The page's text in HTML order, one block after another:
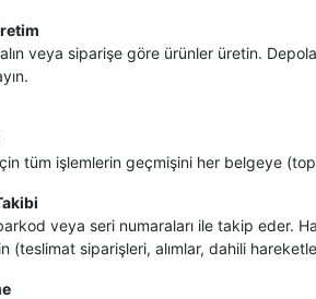
veya siparişe göre ürünler üretin.
tüm işlemlerin geçmişini her belgeye
veya seri numaraları ile takip eder.
(teslimat siparişleri, alımlar, dahili